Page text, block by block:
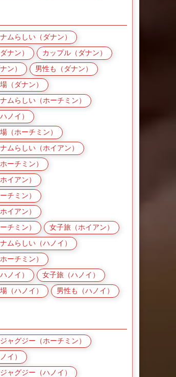
ムらしい（ダナン）
ナン） カップル（ダナン）
ン） 男性も（ダナン）
（ダナン）
ムらしい（ホーチミン）
ノイ）
（ホーチミン）
ムらしい（ホイアン）
ーチミン）
イアン）
チミン）
イアン）
チミン） 女子旅（ホイアン）
ムらしい（ハノイ）
ーチミン）
ノイ） 女子旅（ハノイ）
（ハノイ） 男性も（ハノイ）
ャグジー（ホーチミン）
イ）
ャグジー（ハノイ）